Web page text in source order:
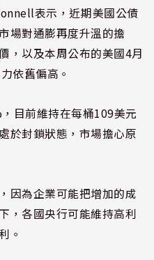
表示，近期美國公債
場對通膨再度升溫的擔
，以及本周公布的美國4月
依舊偏高。
目前維持在每桶109美元
於封鎖狀態，市場擔心原
因為企業可能把增加的成
，各國央行可能維持高利
。